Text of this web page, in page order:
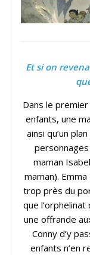
Et si on
Dans le
enfants, une
ainsi qu’un
personnages
maman
maman).
trop près du
que
une offrande
Conny d’y
enfants n’en